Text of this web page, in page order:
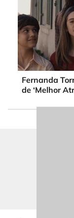
Fernanda
de ‘Melhor